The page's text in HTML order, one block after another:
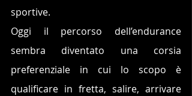
sportive.
Oggi il percorso dell’endurance
sembra diventato una corsia
preferenziale in cui lo scopo è
qualificare in fretta, salire, arrivare